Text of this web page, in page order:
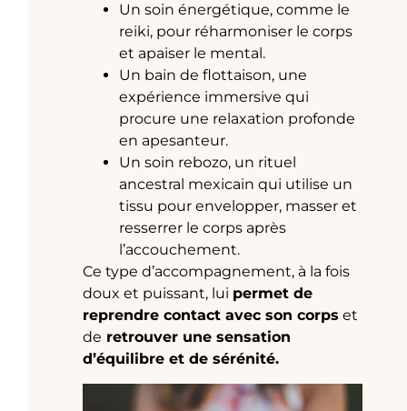
Un soin énergétique, comme le
reiki, pour réharmoniser le corps
et apaiser le mental.
Un bain de flottaison, une
expérience immersive qui
procure une relaxation profonde
en apesanteur.
Un soin rebozo, un rituel
ancestral mexicain qui utilise un
tissu pour envelopper, masser et
resserrer le corps après
l’accouchement.
Ce type d’accompagnement, à la fois
doux et puissant, lui permet de
reprendre contact avec son corps et
de retrouver une sensation
d’équilibre et de sérénité.